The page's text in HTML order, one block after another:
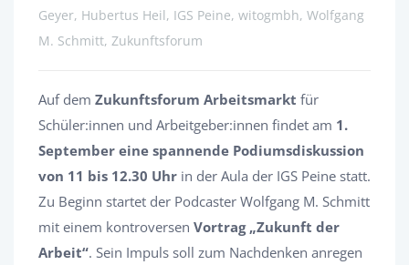
Geyer, Hubertus Heil, IGS Peine, witogmbh, Wolfgang
M. Schmitt, Zukunftsforum
Auf dem Zukunftsforum Arbeitsmarkt für
Schüler:innen und Arbeitgeber:innen findet am 1.
September eine spannende Podiumsdiskussion
von 11 bis 12.30 Uhr in der Aula der IGS Peine statt.
Zu Beginn startet der Podcaster Wolfgang M. Schmitt
mit einem kontroversen Vortrag „Zukunft der
Arbeit“. Sein Impuls soll zum Nachdenken anregen